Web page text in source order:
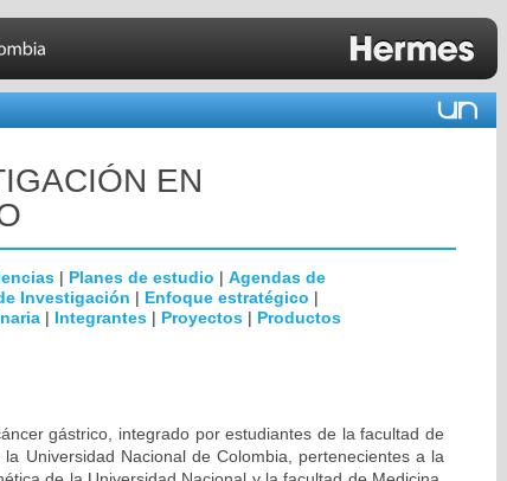
EN
| Planes de estudio | Agendas de
Investigación | Enfoque estratégico |
| Integrantes | Proyectos | Productos
gástrico, integrado por estudiantes de la facultad de
Universidad Nacional de Colombia, pertenecientes a la